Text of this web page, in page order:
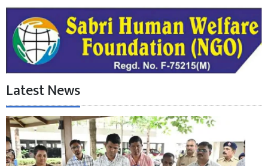
Latest News